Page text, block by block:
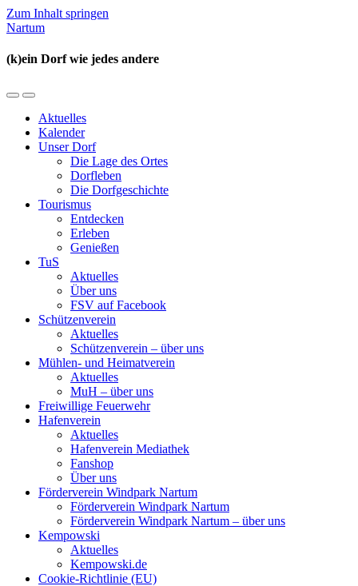
Zum Inhalt springen
Nartum
(k)ein Dorf wie jedes andere
Mobil-
umschalten
Suchfeld
umschalten
Aktuelles
Kalender
Unser Dorf
Die Lage des Ortes
Dorfleben
Die Dorfgeschichte
Tourismus
Entdecken
Erleben
Genießen
TuS
Aktuelles
Über uns
FSV auf Facebook
Schützenverein
Aktuelles
Schützenverein – über uns
Mühlen- und Heimatverein
Aktuelles
MuH – über uns
Freiwillige Feuerwehr
Hafenverein
Aktuelles
Hafenverein Mediathek
Fanshop
Über uns
Förderverein Windpark Nartum
Förderverein Windpark Nartum
Förderverein Windpark Nartum – über uns
Kempowski
Aktuelles
Kempowski.de
Cookie-Richtlinie (EU)